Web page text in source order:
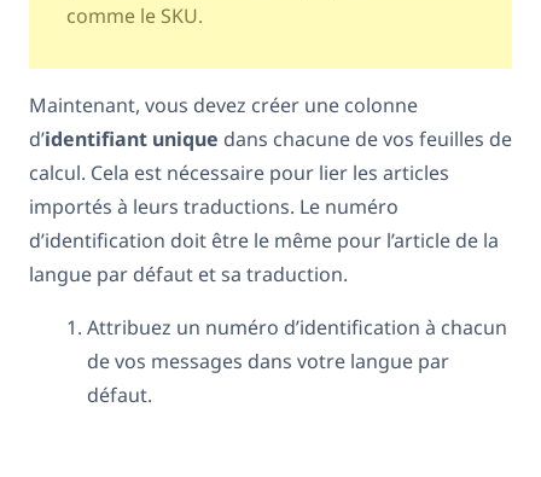
comme le SKU.
Maintenant, vous devez créer une colonne
d’identifiant unique dans chacune de vos feuilles de
calcul. Cela est nécessaire pour lier les articles
importés à leurs traductions. Le numéro
d’identification doit être le même pour l’article de la
langue par défaut et sa traduction.
Attribuez un numéro d’identification à chacun
de vos messages dans votre langue par
défaut.